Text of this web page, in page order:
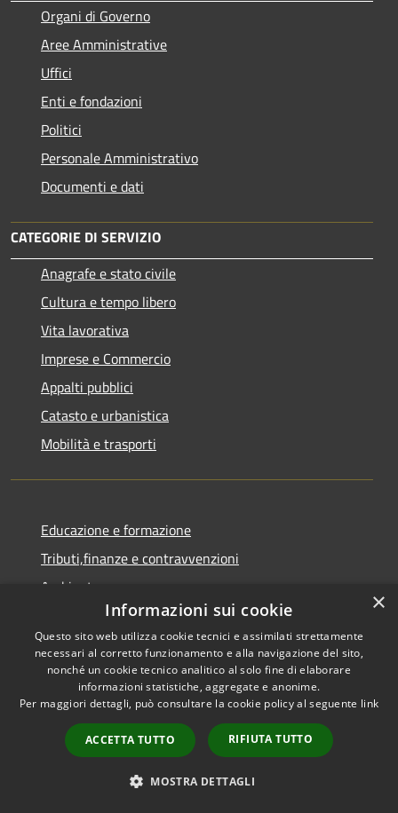
Organi di Governo
Aree Amministrative
Uffici
Enti e fondazioni
Politici
Personale Amministrativo
Documenti e dati
CATEGORIE DI SERVIZIO
Anagrafe e stato civile
Cultura e tempo libero
Vita lavorativa
Imprese e Commercio
Appalti pubblici
Catasto e urbanistica
Mobilità e trasporti
Educazione e formazione
Tributi,finanze e contravvenzioni
Ambiente
Salute, benessere e assistenza
Autorizzazioni
Agricoltura e pesca
Notizie
×
Informazioni sui cookie
Questo sito web utilizza cookie tecnici e assimilati strettamente
necessari al corretto funzionamento e alla navigazione del sito,
nonché un cookie tecnico analitico al solo fine di elaborare
informazioni statistiche, aggregate e anonime.
Per maggiori dettagli, può consultare la cookie policy al seguente link
ACCETTA TUTTO RIFIUTA TUTTO
MOSTRA DETTAGLI